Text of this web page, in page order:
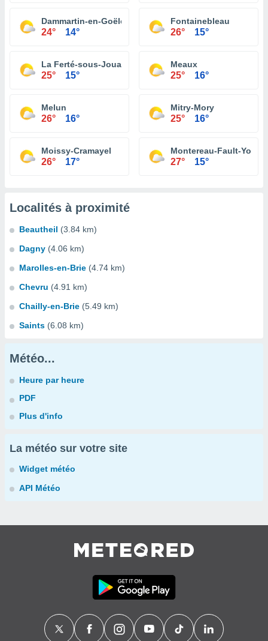
Dammartin-en-Goële
24° 14°
Fontainebleau
26° 15°
La Ferté-sous-Jouarre
25° 15°
Meaux
25° 16°
Melun
26° 16°
Mitry-Mory
25° 16°
Moissy-Cramayel
26° 17°
Montereau-Fault-Yonne
27° 15°
Localités à proximité
Beautheil (3.84 km)
Dagny (4.06 km)
Marolles-en-Brie (4.74 km)
Chevru (4.91 km)
Chailly-en-Brie (5.49 km)
Saints (6.08 km)
Météo...
Heure par heure
PDF
Plus d'info
La météo sur votre site
Widget météo
API Météo